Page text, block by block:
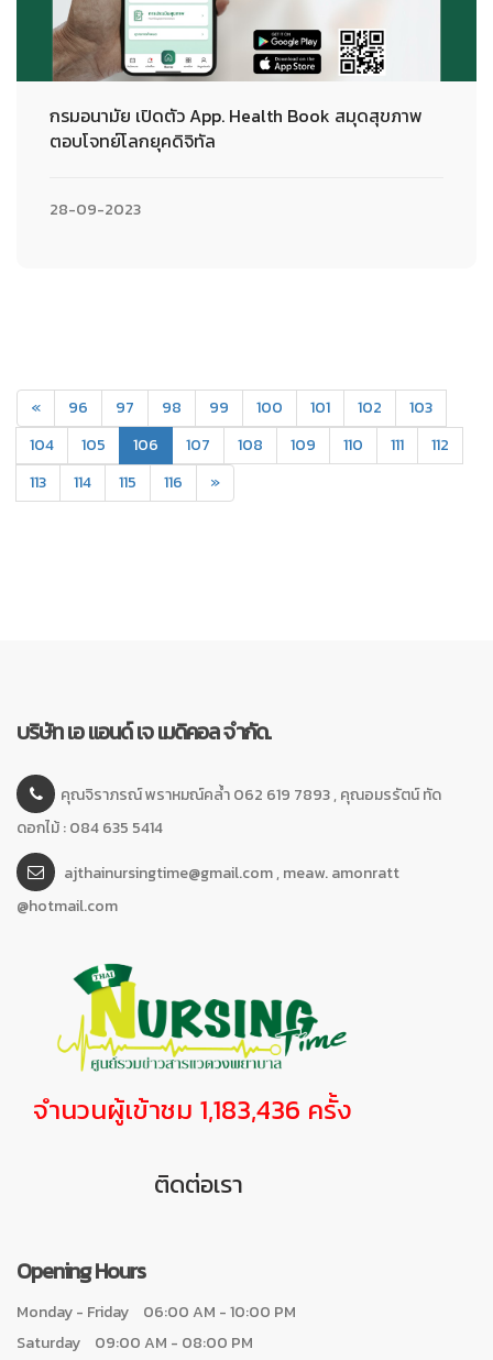
กรมอนามัย เปิดตัว App. Health Book สมุดสุขภาพ
ตอบโจทย์โลกยุคดิจิทัล
28-09-2023
« 96 97 98 99 100 101 102
103
104
105 106 (current)
107 108 109 110 111
112
113
114 115 116 »
บริษัท เอ แอนด์ เจ เมดิคอล จำกัด.
คุณจิราภรณ์ พราหมณ์คล้ำ 062 619 7893 , คุณอมรรัตน์ ทัด
ดอกไม้ : 084 635 5414
ajthainursingtime@gmail.com , meaw. amonratt
@hotmail.com
จำนวนผู้เข้าชม 1,183,436 ครั้ง
ติดต่อเรา
Opening Hours
Monday - Friday
06:00 AM - 10:00 PM
Saturday
09:00 AM - 08:00 PM